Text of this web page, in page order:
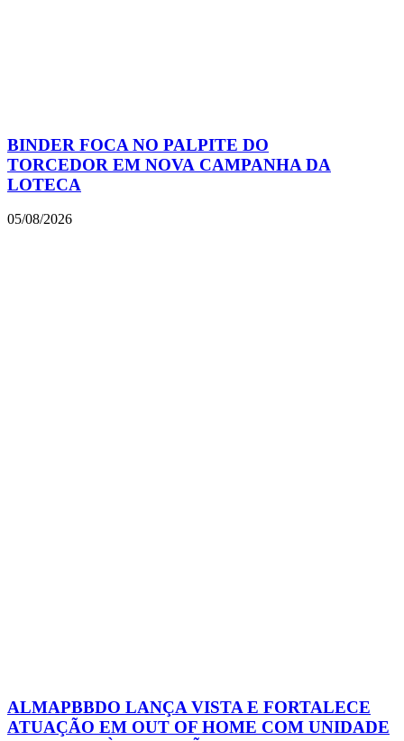
BINDER FOCA NO PALPITE DO
TORCEDOR EM NOVA CAMPANHA DA
LOTECA
05/08/2026
ALMAPBBDO LANÇA VISTA E FORTALECE
ATUAÇÃO EM OUT OF HOME COM UNIDADE